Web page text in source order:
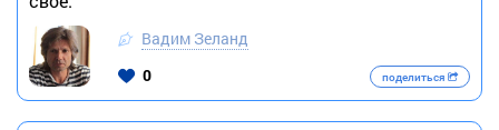
Вадим Зеланд
0
поделиться